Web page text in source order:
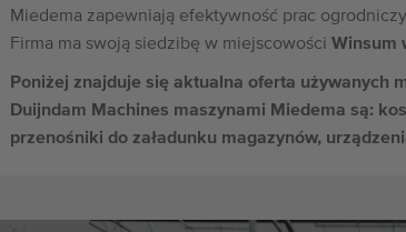
Miedema zapewniają efektywność prac
Firma ma swoją siedzibę w miejscowości Winsum
Poniżej znajduje się aktualna oferta używanych
Duijndam Machines maszynami Miedema są:
przenośniki do załadunku magazynów,